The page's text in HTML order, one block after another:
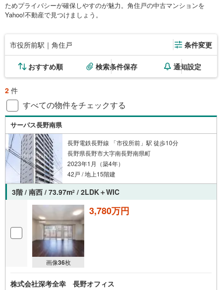
ためプライバシーが確保しやすのが魅力。角住戸の中古マンションを
Yahoo!不動産で見つけましょう。
市役所前駅｜角住戸 条件変更
おすすめ順 検索条件保存 通知設定
2 件
すべての物件をチェックする
サーパス長野南県
長野電鉄長野線 「市役所前」駅 徒歩10分
長野県長野市大字南長野南県町
2023年1月（築4年）
42戸 / 地上15階建
3階 / 南西 / 73.97m2 / 2LDK＋WIC
画像36枚
3,780万円
株式会社深考全幸 長野オフィス